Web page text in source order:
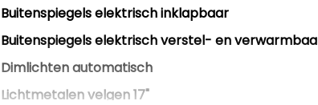
Buitenspiegels elektrisch inklapbaar
Buitenspiegels elektrisch verstel- en
Dimlichten automatisch
Lichtmetalen velgen 17"